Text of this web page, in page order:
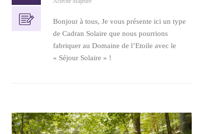
Bonjour à tous, Je vous présente ici un type
de Cadran Solaire que nous pourrions
fabriquer au Domaine de l’Etoile avec le
« Séjour Solaire » !